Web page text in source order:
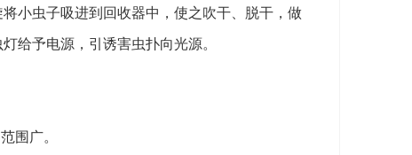
小虫子吸进到回收器中，使之吹干、脱干，做
给予电源，引诱害虫扑向光源。
围广。